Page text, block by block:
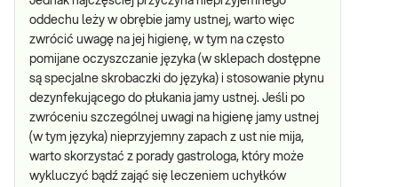
oddechu leży w obrębie jamy ustnej, warto więc
zwrócić uwagę na jej higienę, w tym na często
pomijane oczyszczanie języka (w sklepach dostępne
są specjalne skrobaczki do języka) i stosowanie płynu
dezynfekującego do płukania jamy ustnej. Jeśli po
zwróceniu szczególnej uwagi na higienę jamy ustnej
(w tym języka) nieprzyjemny zapach z ust nie mija,
warto skorzystać z porady gastrologa, który może
wykluczyć bądź zająć się leczeniem uchyłków